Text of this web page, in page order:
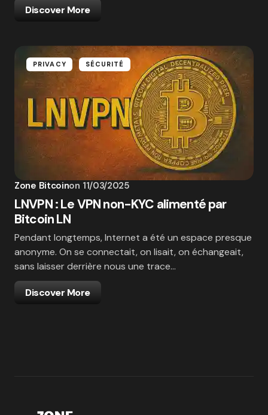
Discover More
PRIVACY SÉCURITÉ
Zone Bitcoinon 11/03/2025
LNVPN : Le VPN non-KYC alimenté par
Bitcoin LN
Pendant longtemps, Internet a été un espace presque
anonyme. On se connectait, on lisait, on échangeait,
sans laisser derrière nous une trace…
Discover More